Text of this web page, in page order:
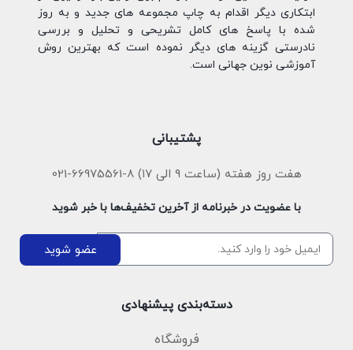
ابتکاری دیگر اقدام به چاپ مجموعه های جدید و به روز
شده با پاسخ های کامل تشریحی و تحلیل و بررسی
نادرستی گزینه های دیگر نموده است که بهترین روش
آموزشی نوین جهانی است.
پشتیبانی
هفت روز هفته (ساعت ۹ الی ۱۷) 8-66975561-021
با عضویت در خبرنامه از آخرین تخفیف‌ها با خبر شوید
عضو شوید
دسته‌بندی پیشنهادی
فروشگاه